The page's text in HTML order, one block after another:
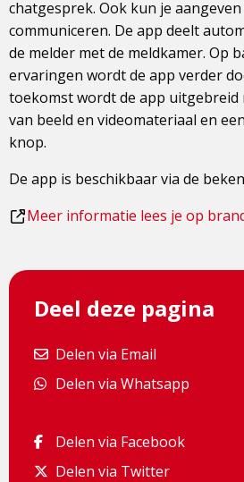
chatgesprek. Ook kun je
communiceren. De app deelt
de melder met de meldkamer. Op
ervaringen wordt de app verder
toekomst wordt de app uitgebreid
van beeld en videomateriaal en
knop.
De app is beschikbaar via de
Dit
externe
pagina
Meer informatie lees je op
Deel deze pagina
Delen via Email
Delen via Email
Delen via Whatsapp
Delen via Whatsapp
Delen via Facebook
Delen via Facebook
Delen via Twitter
Delen via Twitter